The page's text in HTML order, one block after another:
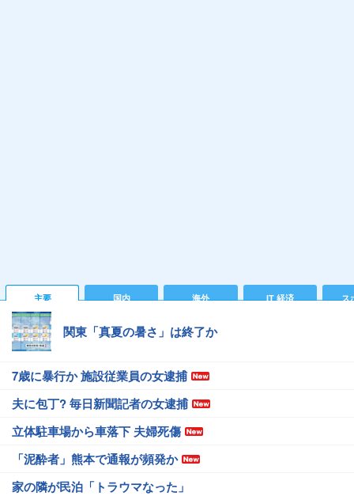
主要 国内 海外 IT 経済 ス
関東「真夏の暑さ」は終了か
7歳に暴行か 施設従業員の女逮捕
夫に包丁? 毎日新聞記者の女逮捕
立体駐車場から車落下 夫婦死傷
「泥酔者」熊本で通報が頻発か
家の隣が民泊「トラウマなった」